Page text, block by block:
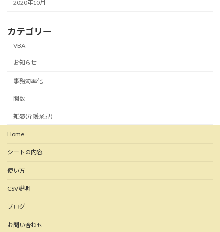
2020年10月
カテゴリー
VBA
お知らせ
事務効率化
関数
雑感(介護業界)
Home
シートの内容
使い方
CSV説明
ブログ
お問い合わせ